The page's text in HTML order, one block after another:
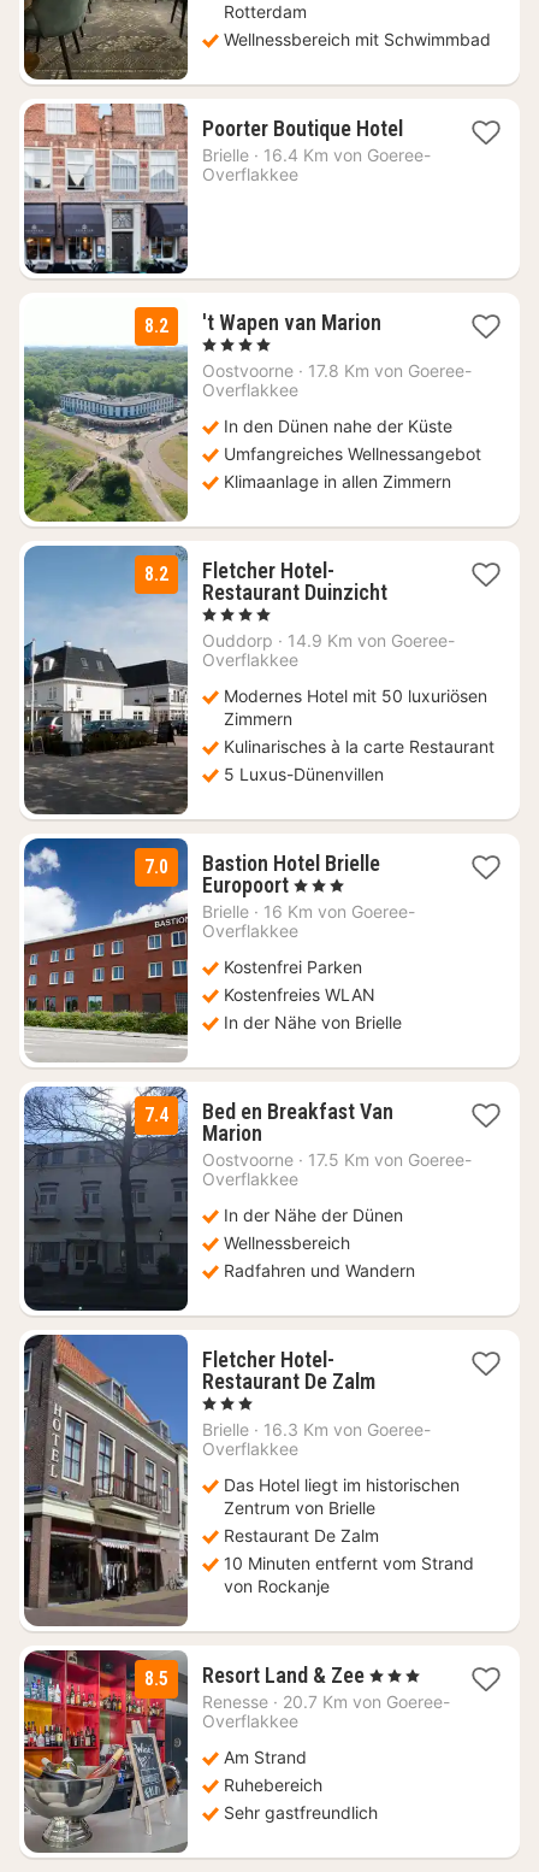
Rotterdam
Wellnessbereich mit Schwimmbad
Poorter Boutique Hotel1
Nacht
Brielle · 16.4 Km von Goeree-
Overflakkee
8.2 't Wapen van Marion1
ab
, 4 Sterne
Oostvoorne · 17.8 Km von Goeree-
Overflakkee
In den Dünen nahe der Küste
Umfangreiches Wellnessangebot
Klimaanlage in allen Zimmern
8.2
Fletcher Hotel-
Restaurant Duinzicht1
ab
, 4 Sterne
Ouddorp · 14.9 Km von Goeree-
Overflakkee
Modernes Hotel mit 50 luxuriösen
Zimmern
Kulinarisches à la carte Restaurant
5 Luxus-Dünenvillen
7.0
Bastion Hotel Brielle
Europoort1
Nacht
ab
€
, 3 Sterne
Brielle · 16 Km von Goeree-
Overflakkee
Kostenfrei Parken
Kostenfreies WLAN
In der Nähe von Brielle
7.4
Bed en Breakfast Van
Marion1
Nacht
ab
€
Oostvoorne · 17.5 Km von Goeree-
Overflakkee
In der Nähe der Dünen
Wellnessbereich
Radfahren und Wandern
Fletcher Hotel-
Restaurant De Zalm1
ab
, 3 Sterne
Brielle · 16.3 Km von Goeree-
Overflakkee
Das Hotel liegt im historischen
Zentrum von Brielle
Restaurant De Zalm
10 Minuten entfernt vom Strand
von Rockanje
8.5 Resort Land & Zee1
Nacht
, 3 Sterne
Renesse · 20.7 Km von Goeree-
Overflakkee
Am Strand
Ruhebereich
Sehr gastfreundlich